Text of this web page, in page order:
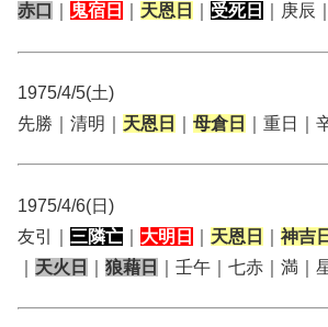
赤口
鬼宿日 天恩日 受死日 ｜庚辰
1975/4/5(土)
先勝｜清明｜ 天恩日 母倉日 ｜重日｜
1975/4/6(日)
友引｜ 三隣亡 大明日 天恩日 神吉日
天火日 狼藉日 ｜壬午｜七赤｜満｜